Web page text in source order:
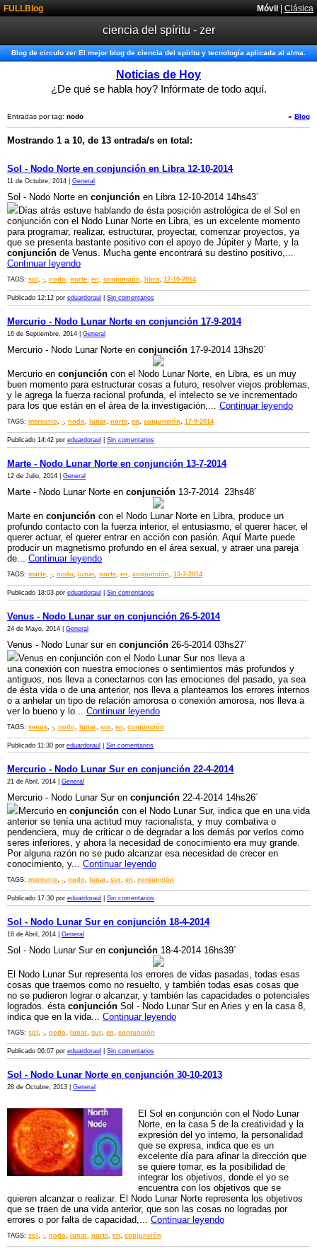
Móvil | Clásica
FULLBlog
ciencia del spíritu - zer
Blog de circulo zer El mejor blog de ciencia del spíritu y tecnología aplicada al alma.
Noticias de Hoy
¿De qué se habla hoy? Infórmate de todo aquí.
« Blog
Entradas por tag: nodo
Mostrando 1 a 10, de 13 entrada/s en total:
Sol - Nodo Norte en conjunción en Libra 12-10-2014
11 de Octubre, 2014 | General
Sol - Nodo Norte en conjunción en Libra 12-10-2014 14hs43´
Días atrás estuve hablando de ésta posición astrológica de el Sol en
conjunción con el Nodo Lunar Norte en Libra, es un excelente momento
para programar, realizar, estructurar, proyectar, comenzar proyectos, ya
que se presenta bastante positivo con el apoyo de Júpiter y Marte, y la
conjunción de Venus. Mucha gente encontrará su destino positivo,...
Continuar leyendo
TAGS: sol , -, nodo, norte, en, conjunción, libra, 12-10-2014
Publicado 12:12 por eduardoraul Sin comentarios
Mercurio - Nodo Lunar Norte en conjunción 17-9-2014
16 de Septiembre, 2014 | General
Mercurio - Nodo Lunar Norte en conjunción 17-9-2014 13hs20´
Mercurio en conjunción con el Nodo Lunar Norte, en Libra, es un muy
buen momento para estructurar cosas a futuro, resolver viejos problemas,
y le agrega la fuerza racional profunda, el intelecto se ve incrementado
para los que están en el área de la investigación,... Continuar leyendo
TAGS: mercurio, -, nodo, lunar, norte, en, conjunción, 17-9-2014
Publicado 14:42 por eduardoraul Sin comentarios
Marte - Nodo Lunar Norte en conjunción 13-7-2014
12 de Julio, 2014 | General
Marte - Nodo Lunar Norte en conjunción 13-7-2014 23hs48´
Marte en conjunción con el Nodo Lunar Norte en Libra, produce un
profundo contacto con la fuerza interior, el entusiasmo, el querer hacer, el
querer actuar, el querer entrar en acción con pasión. Aquí Marte puede
producir un magnetismo profundo en el área sexual, y atraer una pareja
de... Continuar leyendo
TAGS: marte, -, nodo, lunar, norte, en, conjunción, 13-7-2014
Publicado 18:03 por eduardoraul Sin comentarios
Venus - Nodo Lunar sur en conjunción 26-5-2014
24 de Mayo, 2014 | General
Venus - Nodo Lunar sur en conjunción 26-5-2014 03hs27´
Venus en conjunción con el Nodo Lunar Sur nos lleva a
una conexión con nuestra emociones o sentimientos más profundos y
antiguos, nos lleva a conectarnos con las emociones del pasado, ya sea
de ésta vida o de una anterior, nos lleva a plantearnos los errores internos
o a anhelar un tipo de relación amorosa o conexión amorosa, nos lleva a
ver lo bueno y lo... Continuar leyendo
TAGS: venus, -, nodo, lunar, sur, en, conjunción
Publicado 11:30 por eduardoraul Sin comentarios
Mercurio - Nodo Lunar Sur en conjunción 22-4-2014
21 de Abril, 2014 | General
Mercurio - Nodo Lunar Sur en conjunción 22-4-2014 14hs26´
Mercurio en conjunción con el Nodo Lunar Sur, indica que en una vida
anterior se tenía una actitud muy racionalista, y muy combativa o
pendenciera, muy de criticar o de degradar a los demás por verlos como
seres inferiores, y ahora la necesidad de conocimiento era muy grande.
Por alguna razón no se pudo alcanzar esa necesidad de crecer en
conocimiento, y... Continuar leyendo
TAGS: mercurio, -, nodo, lunar, sur, en, conjunción
Publicado 17:30 por eduardoraul Sin comentarios
Sol - Nodo Lunar Sur en conjunción 18-4-2014
16 de Abril, 2014 | General
Sol - Nodo Lunar Sur en conjunción 18-4-2014 16hs39´
El Nodo Lunar Sur representa los errores de vidas pasadas, todas esas
cosas que traemos como no resuelto, y también todas esas cosas que
no se pudieron lograr o alcanzar, y también las capacidades o potenciales
logrados. ésta conjunción Sol - Nodo Lunar Sur en Aries y en la casa 8,
indica que en la vida... Continuar leyendo
TAGS: sol , -, nodo, lunar, sur, en, conjunción
Publicado 06:07 por eduardoraul Sin comentarios
Sol - Nodo Lunar Norte en conjunción 30-10-2013
28 de Octubre, 2013 | General
El Sol en conjunción con el Nodo Lunar
Norte, en la casa 5 de la creatividad y la
expresión del yo interno, la personalidad
que se expresa, indica que es un
excelente día para afinar la dirección que
se quiere tomar, es la posibilidad de
integrar los objetivos, donde el yo se
encuentra con los objetivos que se
quieren alcanzar o realizar. El Nodo Lunar Norte representa los objetivos
que se traen de una vida anterior, que son las cosas no logradas por
errores o por falta de capacidad,... Continuar leyendo
TAGS: sol , -, nodo, lunar, norte, en, conjunción